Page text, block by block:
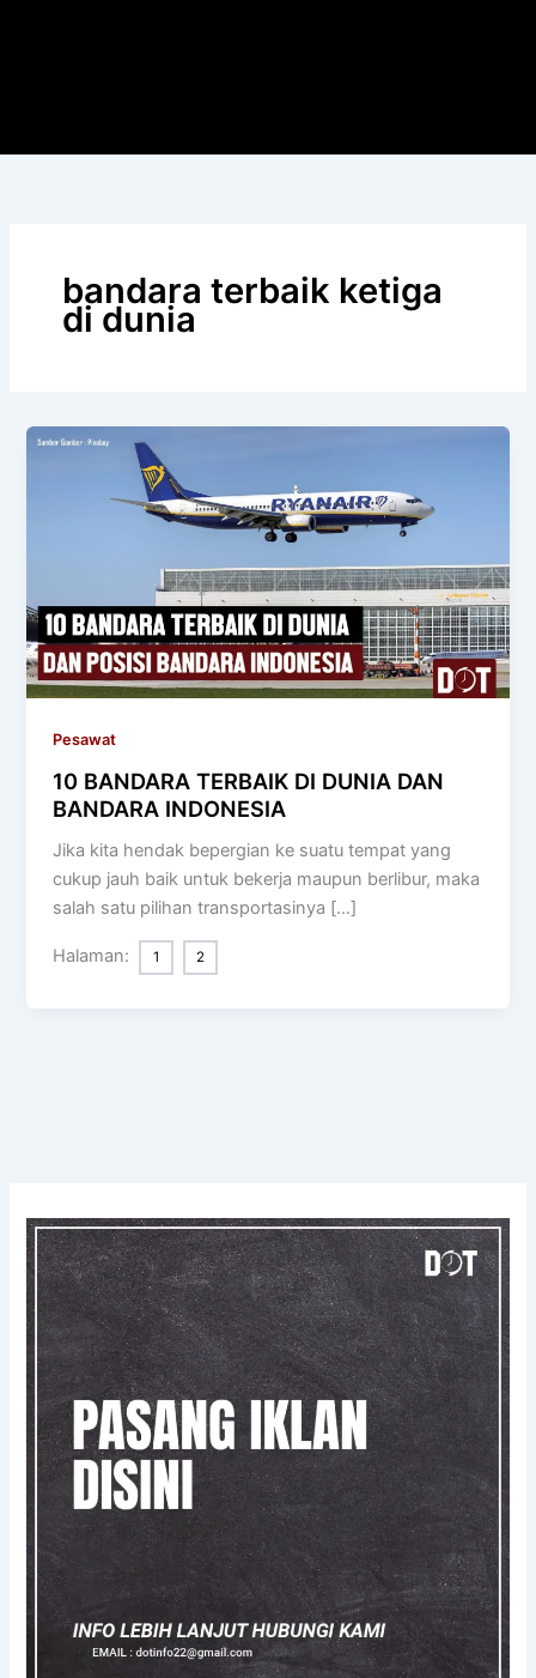
bandara terbaik ketiga
di dunia
Pesawat
10 BANDARA TERBAIK DI DUNIA DAN
BANDARA INDONESIA
Jika kita hendak bepergian ke suatu tempat yang
cukup jauh baik untuk bekerja maupun berlibur, maka
salah satu pilihan transportasinya […]
Halaman: 1 2